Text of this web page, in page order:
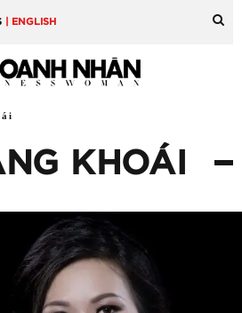
| ENGLISH
KHOÁI